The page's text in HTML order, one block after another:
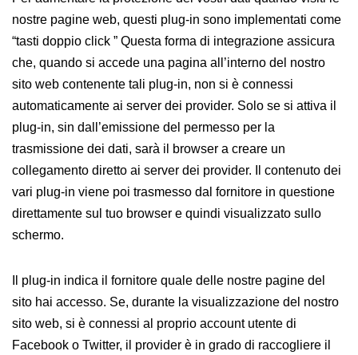
nostre pagine web, questi plug-in sono implementati come
“tasti doppio click ” Questa forma di integrazione assicura
che, quando si accede una pagina all’interno del nostro
sito web contenente tali plug-in, non si è connessi
automaticamente ai server dei provider. Solo se si attiva il
plug-in, sin dall’emissione del permesso per la
trasmissione dei dati, sarà il browser a creare un
collegamento diretto ai server dei provider. Il contenuto dei
vari plug-in viene poi trasmesso dal fornitore in questione
direttamente sul tuo browser e quindi visualizzato sullo
schermo.
Il plug-in indica il fornitore quale delle nostre pagine del
sito hai accesso. Se, durante la visualizzazione del nostro
sito web, si è connessi al proprio account utente di
Facebook o Twitter, il provider è in grado di raccogliere il